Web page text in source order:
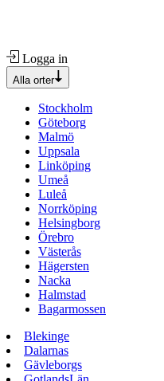
Logga in
Alla orter
Stockholm
Göteborg
Malmö
Uppsala
Linköping
Umeå
Luleå
Norrköping
Helsingborg
Örebro
Västerås
Hägersten
Nacka
Halmstad
Bagarmossen
Blekinge
Dalarnas
Gävleborgs